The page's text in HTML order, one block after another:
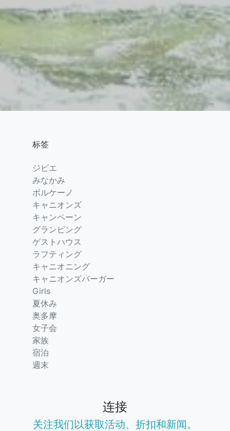
标签
ジビエ
みなかみ
ボルケーノ
キャニオンズ
キャンペーン
グランピング
ゲストハウス
ラフティング
キャニオニング
キャニオンズバーガー
Girls
夏休み
奥多摩
女子会
家族
宿泊
週末
连接
关注我们以获取活动、折扣和新闻。